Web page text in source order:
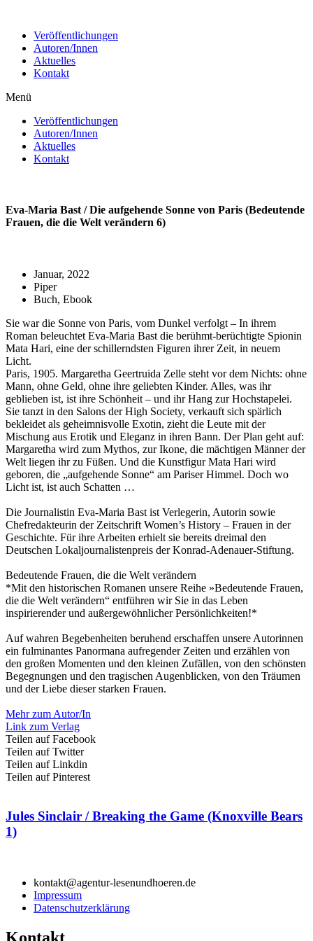
wechselnVeröffentlichungen
Autoren/Innen
Aktuelles
Kontakt
Menü
Veröffentlichungen
Autoren/Innen
Aktuelles
Kontakt
Eva-Maria Bast / Die aufgehende Sonne von Paris (Bedeutende
Frauen, die die Welt verändern 6)
Januar, 2022
Piper
Buch, Ebook
Sie war die Sonne von Paris, vom Dunkel verfolgt – In ihrem
Roman beleuchtet Eva-Maria Bast die berühmt-berüchtigte Spionin
Mata Hari, eine der schillerndsten Figuren ihrer Zeit, in neuem
Licht.
Paris, 1905. Margaretha Geertruida Zelle steht vor dem Nichts: ohne
Mann, ohne Geld, ohne ihre geliebten Kinder. Alles, was ihr
geblieben ist, ist ihre Schönheit – und ihr Hang zur Hochstapelei.
Sie tanzt in den Salons der High Society, verkauft sich spärlich
bekleidet als geheimnisvolle Exotin, zieht die Leute mit der
Mischung aus Erotik und Eleganz in ihren Bann. Der Plan geht auf:
Margaretha wird zum Mythos, zur Ikone, die mächtigen Männer der
Welt liegen ihr zu Füßen. Und die Kunstfigur Mata Hari wird
geboren, die „aufgehende Sonne“ am Pariser Himmel. Doch wo
Licht ist, ist auch Schatten …
Die Journalistin Eva-Maria Bast ist Verlegerin, Autorin sowie
Chefredakteurin der Zeitschrift Women’s History – Frauen in der
Geschichte. Für ihre Arbeiten erhielt sie bereits dreimal den
Deutschen Lokaljournalistenpreis der Konrad-Adenauer-Stiftung.
Bedeutende Frauen, die die Welt verändern
*Mit den historischen Romanen unsere Reihe »Bedeutende Frauen,
die die Welt verändern“ entführen wir Sie in das Leben
inspirierender und außergewöhnlicher Persönlichkeiten!*
Auf wahren Begebenheiten beruhend erschaffen unsere Autorinnen
ein fulminantes Panormana aufregender Zeiten und erzählen von
den großen Momenten und den kleinen Zufällen, von den schönsten
Begegnungen und den tragischen Augenblicken, von den Träumen
und der Liebe dieser starken Frauen.
Mehr zum Autor/In
Link zum Verlag
Teilen auf Facebook
Teilen auf Twitter
Teilen auf Linkdin
Teilen auf Pinterest
Jules Sinclair / Breaking the Game (Knoxville Bears
1)
kontakt@agentur-lesenundhoeren.de
Impressum
Datenschutzerklärung